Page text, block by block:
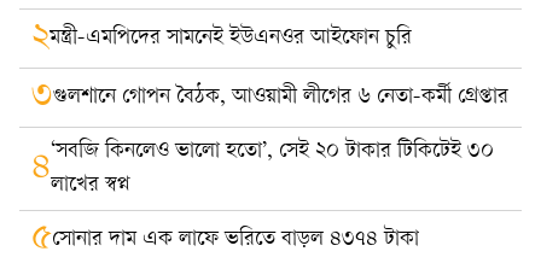
২মন্ত্রী-এমপিদের সামনেই ইউএনওর আইফোন চুরি
৩গুলশানে গোপন বৈঠক, আওয়ামী লীগের ৬ নেতা-কর্মী গ্রেপ্তার
৪‘সবজি কিনলেও ভালো হতো’, সেই ২০ টাকার টিকিটেই ৩০
লাখের স্বপ্ন
৫সোনার দাম এক লাফে ভরিতে বাড়ল ৪৩৭৪ টাকা